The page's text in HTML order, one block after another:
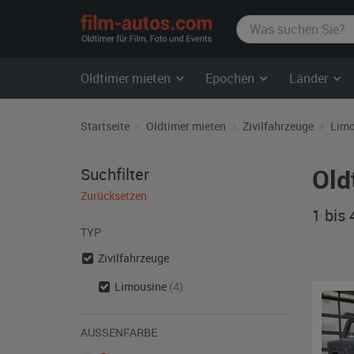
film-
autos.com
Oldtimer mieten Epochen Länder
Startseite Oldtimer mieten Zivilfahrzeuge
1 bis
Suchfilter
Zurücksetzen
TYP
Zivilfahrzeuge
Limousine (4)
AUSSENFARBE